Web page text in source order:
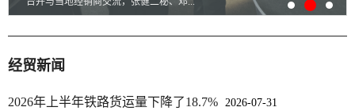
经贸新闻
2026年上半年铁路货运量下降了18.7% 2026-07-31